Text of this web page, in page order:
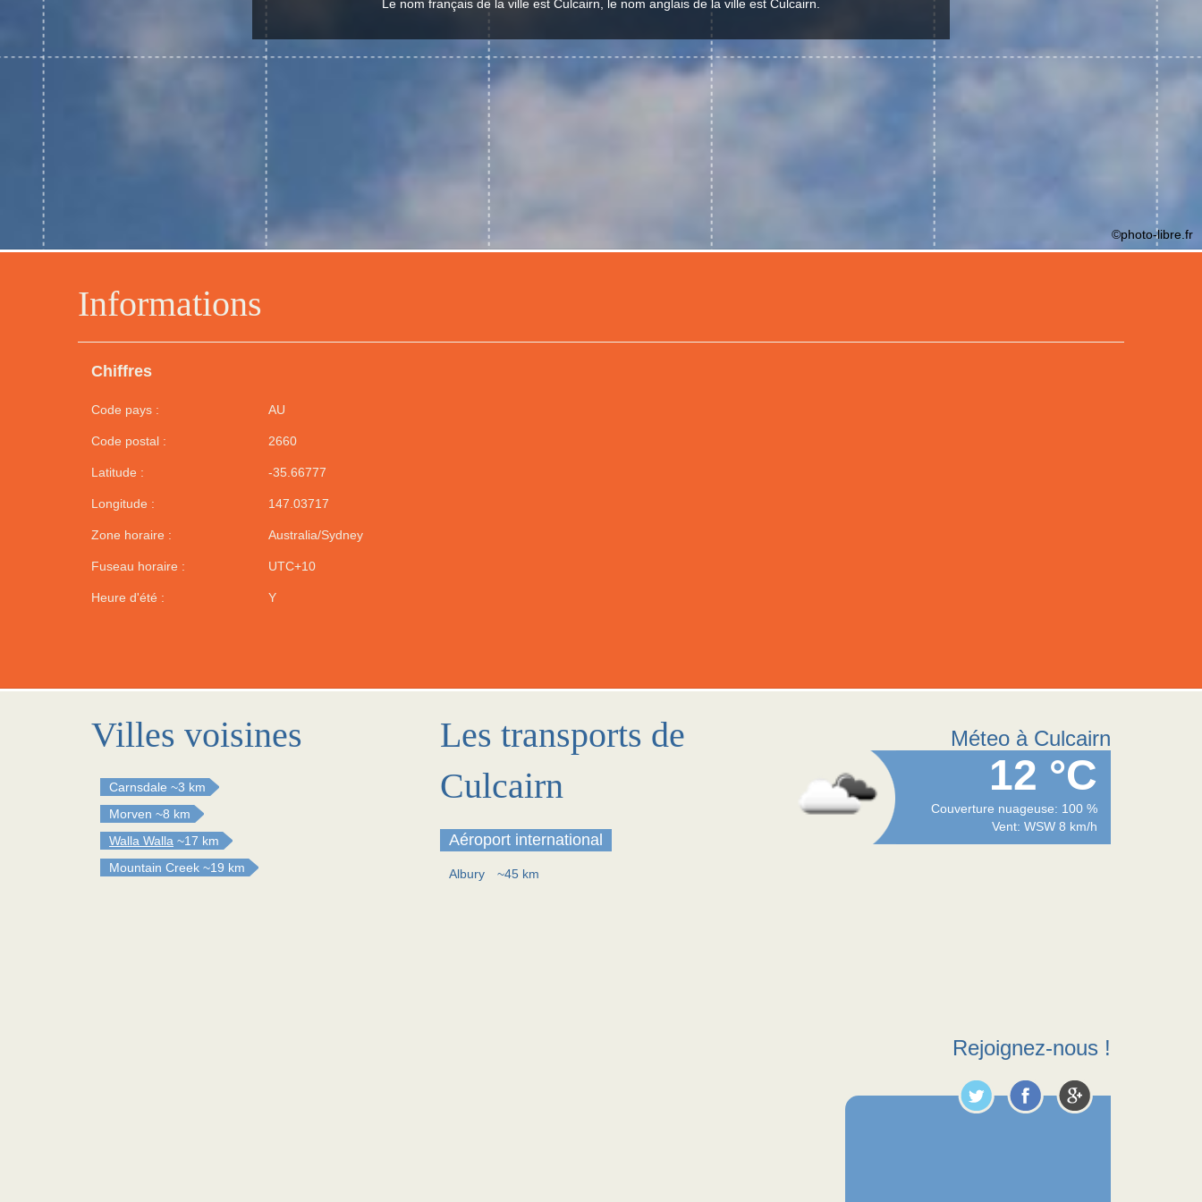
Informations
Chiffres
Code pays : AU
Code postal : 2660
Latitude : -35.66777
Longitude : 147.03717
Zone horaire : Australia/Sydney
Fuseau horaire : UTC+10
Heure d'été : Y
Le nom français de la ville est Culcairn, le nom anglais de la ville est Culcairn.
©photo-libre.fr
Villes voisines
Carnsdale ~3 km
Morven ~8 km
Walla Walla ~17 km
Mountain Creek ~19 km
Les transports de
Culcairn
Aéroport international
Albury ~45 km
Méteo à Culcairn
12 °C
Couverture nuageuse: 100 %
Vent: WSW 8 km/h
Rejoignez-nous !